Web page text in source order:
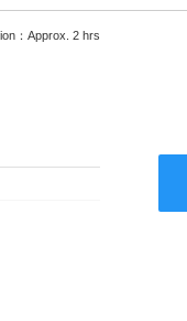
：Approx. 2 hrs